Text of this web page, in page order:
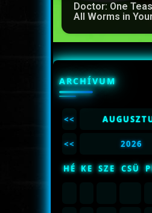
Doctor: One
All Worms in
ARCHÍVUM
<<
<< 2026
HÉ KE SZE CSÜ